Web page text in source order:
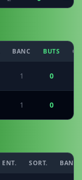
BANC BUTS
1 0
1 0
ENT. SORT. BANC